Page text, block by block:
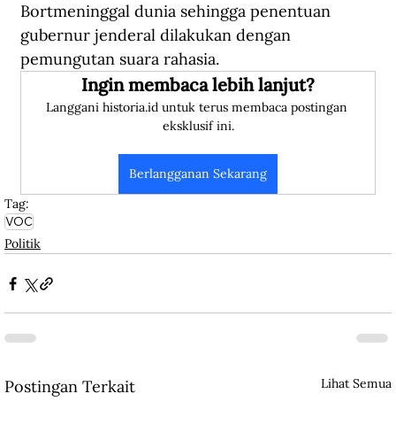
Bortmeninggal dunia sehingga penentuan
gubernur jenderal dilakukan dengan
pemungutan suara rahasia.
Ingin membaca lebih lanjut?
Langgani historia.id untuk terus membaca postingan
eksklusif ini.
Berlangganan Sekarang
Tag:
VOC
Politik
Postingan Terkait Lihat Semua